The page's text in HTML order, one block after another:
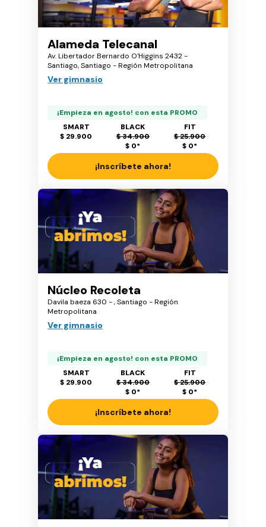
Alameda Telecanal
Av. Libertador Bernardo O'Higgins 2432 -
Santiago, Santiago - Región Metropolitana
Ver gimnasio
¡Empieza en agosto! con esta PROMO
SMART
$ 29.900
BLACK
$ 34.900
$ 0*
FIT
$ 25.900
$ 0*
¡Inscríbete ahora!
Núcleo Recoleta
Davila baeza 630 - , Santiago - Región
Metropolitana
Ver gimnasio
¡Empieza en agosto! con esta PROMO
SMART
$ 29.900
BLACK
$ 34.900
$ 0*
FIT
$ 25.900
$ 0*
¡Inscríbete ahora!